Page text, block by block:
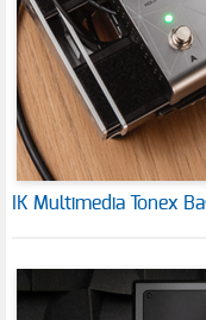
IK Multimedia Tonex